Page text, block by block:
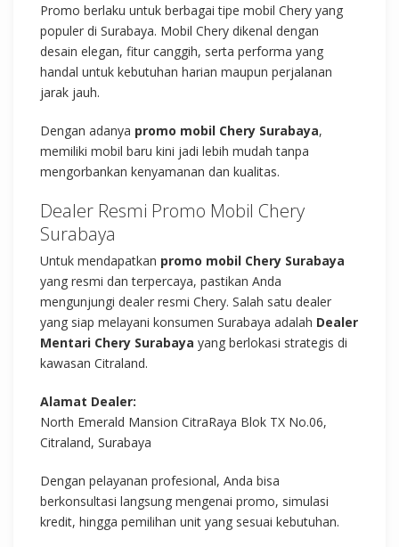
Promo berlaku untuk berbagai tipe mobil Chery yang
populer di Surabaya. Mobil Chery dikenal dengan
desain elegan, fitur canggih, serta performa yang
handal untuk kebutuhan harian maupun perjalanan
jarak jauh.
Dengan adanya promo mobil Chery Surabaya,
memiliki mobil baru kini jadi lebih mudah tanpa
mengorbankan kenyamanan dan kualitas.
Dealer Resmi Promo Mobil Chery
Surabaya
Untuk mendapatkan promo mobil Chery Surabaya
yang resmi dan terpercaya, pastikan Anda
mengunjungi dealer resmi Chery. Salah satu dealer
yang siap melayani konsumen Surabaya adalah Dealer
Mentari Chery Surabaya yang berlokasi strategis di
kawasan Citraland.
Alamat Dealer:
North Emerald Mansion CitraRaya Blok TX No.06,
Citraland, Surabaya
Dengan pelayanan profesional, Anda bisa
berkonsultasi langsung mengenai promo, simulasi
kredit, hingga pemilihan unit yang sesuai kebutuhan.